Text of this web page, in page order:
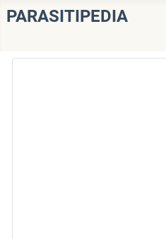
PARASITIPEDIA